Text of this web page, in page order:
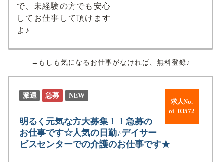
で、未経験の方でも安心
してお仕事して頂けます
よ♪
→もしも気になるお仕事がなければ、無料登録♪
求人No.
oi_03572
派遣 急募 NEW
明るく元気な方大募集！！急募の
お仕事です☆人気の日勤♪デイサー
ビスセンターでの介護のお仕事です★